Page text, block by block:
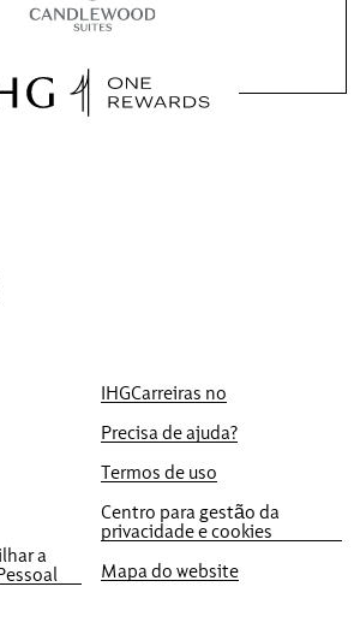
IHGCarreiras no
Precisa de ajuda?
Termos de uso
Centro para gestão da
privacidade e cookies
a
Mapa do website
connosco,
igualá-lo e dar-lhe
pontos IHG® One
máximo de 40.000
online
está garantido.
qualquer taxa de reserva